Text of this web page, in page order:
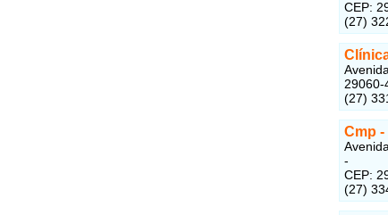
CEP:
(27)
29060-
(27)
Cmp
-
CEP:
(27)